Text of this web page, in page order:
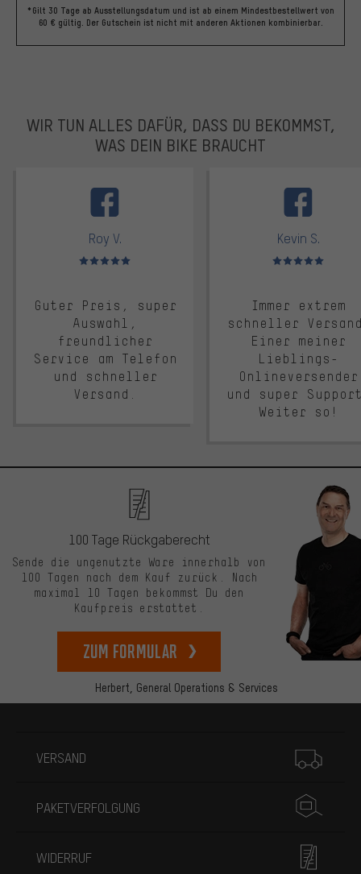
*Gilt 30 Tage ab Ausstellungsdatum und ist ab einem Mindestbestellwert von
60 € gültig. Der Gutschein ist nicht mit anderen Aktionen kombinierbar.
WIR TUN ALLES DAFÜR, DASS DU BEKOMMST,
WAS DEIN BIKE BRAUCHT
Roy V.
Bewertungen: 5 von 5
Guter Preis, super
Auswahl,
freundlicher
Service am Telefon
und schneller
Versand.
Kevin S.
Bewertungen: 5 von 5
Immer extrem
schneller
Einer meiner
Lieblings-
Onlineversender
und super
Weiter so!
Herbert, General Operations & Services
100 Tage Rückgaberecht
Sende die ungenutzte Ware innerhalb von
100 Tagen nach dem Kauf zurück. Nach
maximal 10 Tagen bekommst Du den
Kaufpreis erstattet.
zum Formular
VERSAND
PAKETVERFOLGUNG
WIDERRUF